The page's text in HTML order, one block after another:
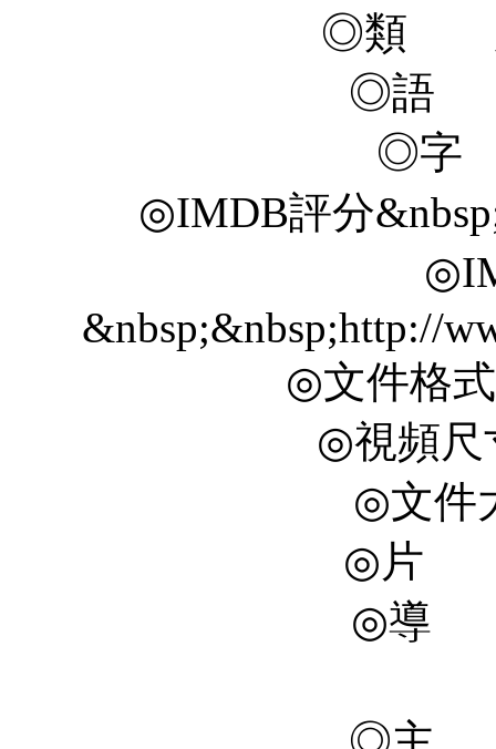
◎類
◎語
◎
◎IMDB評分
&nbsp;&nbsp;http://
◎文件格
◎視頻尺
◎文件
◎片
◎導